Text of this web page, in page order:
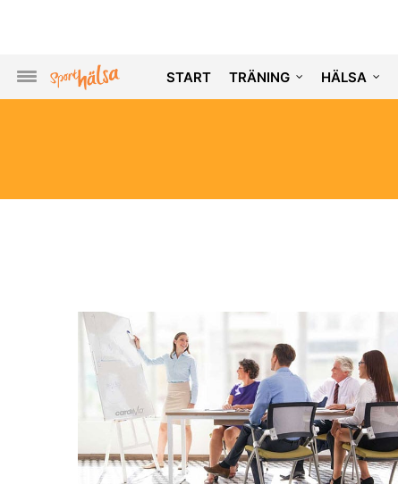
START TRÄNING HÄLSA